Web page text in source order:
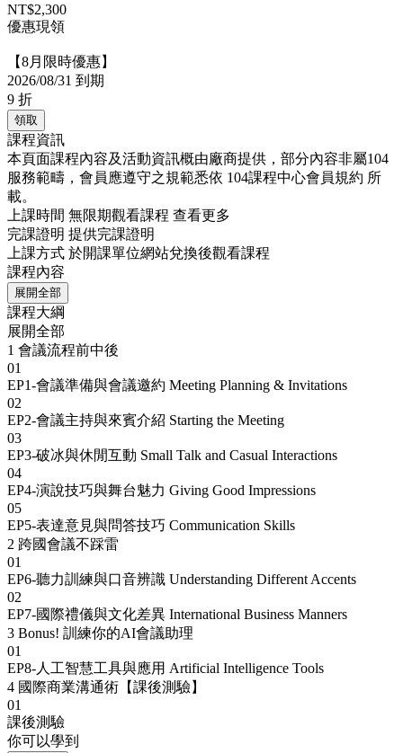
NT$2,300
優惠現領
【8月限時優惠】
2026/08/31 到期
9 折
領取
課程資訊
本頁面課程內容及活動資訊概由廠商提供，部分內容非屬104
服務範疇，會員應遵守之規範悉依 104課程中心會員規約 所
載。
上課時間 無限期觀看課程 查看更多
完課證明 提供完課證明
上課方式 於開課單位網站兌換後觀看課程
課程內容
展開全部
課程大綱
展開全部
1 會議流程前中後
01
EP1-會議準備與會議邀約 Meeting Planning & Invitations
02
EP2-會議主持與來賓介紹 Starting the Meeting
03
EP3-破冰與休閒互動 Small Talk and Casual Interactions
04
EP4-演說技巧與舞台魅力 Giving Good Impressions
05
EP5-表達意見與問答技巧 Communication Skills
2 跨國會議不踩雷
01
EP6-聽力訓練與口音辨識 Understanding Different Accents
02
EP7-國際禮儀與文化差異 International Business Manners
3 Bonus! 訓練你的AI會議助理
01
EP8-人工智慧工具與應用 Artificial Intelligence Tools
4 國際商業溝通術【課後測驗】
01
課後測驗
你可以學到